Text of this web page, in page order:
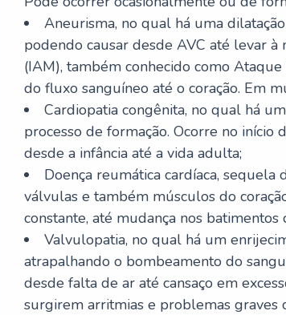
Aneurisma, no qual há uma
podendo causar desde AVC até levar
(IAM), também conhecido como
do fluxo sanguíneo até o coração. Em
Cardiopatia congênita, no qual há
processo de formação. Ocorre no início
desde a infância até a vida adulta;
Doença reumática cardíaca,
válvulas e também músculos do
constante, até mudança nos batimentos
Valvulopatia, no qual há um
atrapalhando o bombeamento do
desde falta de ar até cansaço em
surgirem arritmias e problemas graves